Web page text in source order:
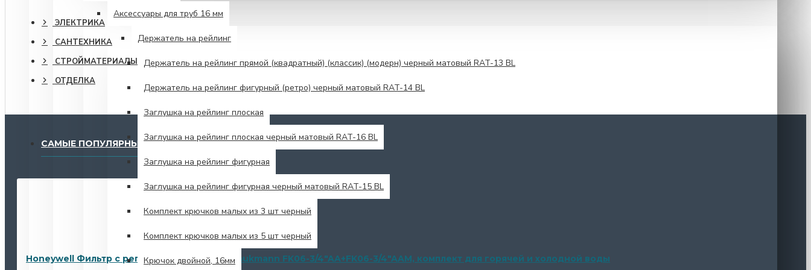
Аксессуары для труб 16 мм
Держатель на рейлинг
Держатель на рейлинг прямой (квадратный) (классик) (модерн) черный матовый RAT-13 BL
Держатель на рейлинг фигурный (ретро) черный матовый RAT-14 BL
Заглушка на рейлинг плоская
Заглушка на рейлинг плоская черный матовый RAT-16 BL
Заглушка на рейлинг фигурная
Заглушка на рейлинг фигурная черный матовый RAT-15 BL
Комплект крючков малых из 3 шт черный
Комплект крючков малых из 5 шт черный
Крючок двойной, 16мм
ЭЛЕКТРИКА
САНТЕХНИКА
СТРОЙМАТЕРИАЛЫ
ОТДЕЛКА
САМЫЕ ПОПУЛЯРНЫЕ
Honeywell Фильтр с регулятором/Resideo Braukmann FK06-3/4"AA+FK06-3/4"AAM, комплект для горячей и холодной воды